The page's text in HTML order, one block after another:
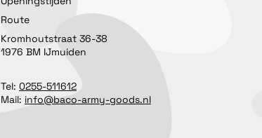
Route
Kromhoutstraat 36-38
1976 BM IJmuiden
Tel: 0255-511612
Mail: info@baco-army-goods.nl